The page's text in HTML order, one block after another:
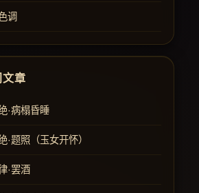
调
文章
·病榻昏睡
·题照（玉女开怀）
·罢酒